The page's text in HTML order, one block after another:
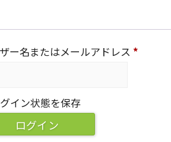
ー名またはメールアドレス *
イン状態を保存
ログイン